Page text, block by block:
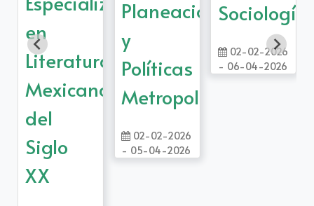
en
Literatura
Mexicana
del
Siglo
XX
Planeación
y
Políticas
Metropolitanas
02-02-2026
- 05-04-2026
Sociología
02-02-2026
- 06-04-2026